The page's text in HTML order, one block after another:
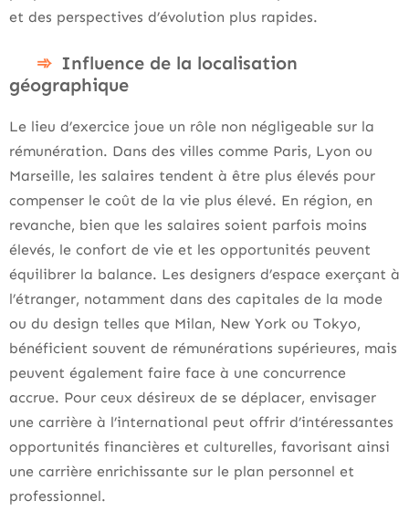
et des perspectives d’évolution plus rapides.
Influence de la localisation
géographique
Le lieu d’exercice joue un rôle non négligeable sur la
rémunération. Dans des villes comme Paris, Lyon ou
Marseille, les salaires tendent à être plus élevés pour
compenser le coût de la vie plus élevé. En région, en
revanche, bien que les salaires soient parfois moins
élevés, le confort de vie et les opportunités peuvent
équilibrer la balance. Les designers d’espace exerçant à
l’étranger, notamment dans des capitales de la mode
ou du design telles que Milan, New York ou Tokyo,
bénéficient souvent de rémunérations supérieures, mais
peuvent également faire face à une concurrence
accrue. Pour ceux désireux de se déplacer, envisager
une carrière à l’international peut offrir d’intéressantes
opportunités financières et culturelles, favorisant ainsi
une carrière enrichissante sur le plan personnel et
professionnel.